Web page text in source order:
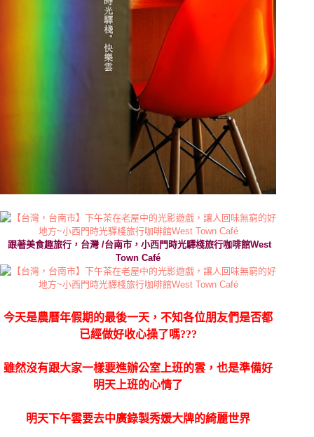
跟著美食趣旅行，台灣 /台南市，小西門時光驛棧旅行咖啡館West
Town Café
今天是農曆年假期的最後一天，不知各位朋友們是否都
已經做好收心操了嗎???
雖然沒有跟大家一樣要進辦公室上班的雲，也是準備好
明天上班的心情了
明天下午雲要去中廣錄製秀媛大牌的綺麗世界